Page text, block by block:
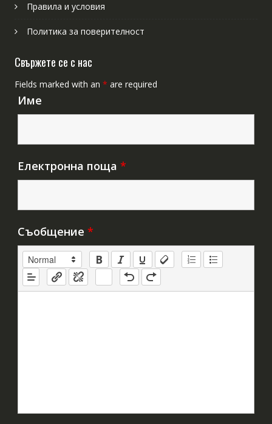
Правила и условия
Политика за поверителност
Свържете се с нас
Fields marked with an * are required
Име
Електронна поща *
Съобщение *